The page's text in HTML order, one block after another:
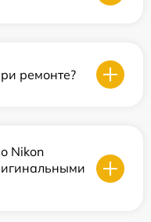
ремонте?
Nikon